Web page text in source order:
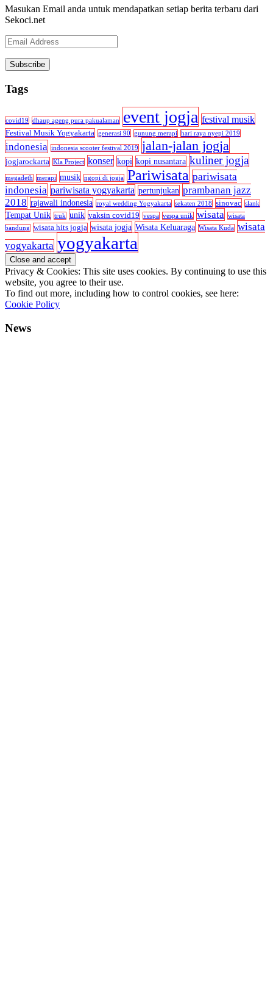
Masukan Email anda untuk mendapatkan setiap berita terbaru dari
Sekoci.net
Email
Tags
covid19 dhaup ageng pura pakualaman event jogja festival musik
Festival Musik Yogyakarta generasi 90 gunung merapi hari raya nyepi 2019
indonesia indonesia scooter festival 2019 jalan-jalan jogja
jogjarockarta Kla Project konser kopi kopi nusantara kuliner jogja
megadeth merapi musik ngopi di jogja Pariwisata pariwisata
indonesia pariwisata yogyakarta pertunjukan prambanan jazz
2018 rajawali indonesia royal wedding Yogyakarta sekaten 2018 sinovac slank
Tempat Unik truk unik vaksin covid19 vespa vespa unik wisata wisata
bandung
wisata hits jogja wisata jogja Wisata Keluaraga Wisata Kuda wisata
yogyakarta yogyakarta
Privacy & Cookies: This site uses cookies. By continuing to use this
website, you agree to their use.
To find out more, including how to control cookies, see here:
Cookie Policy
News